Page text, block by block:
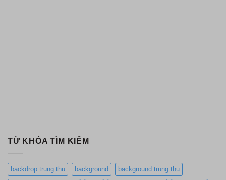
TỪ KHÓA TÌM KIẾM
backdrop trung thu background background trung thu